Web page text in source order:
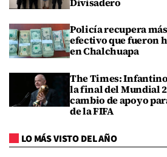
Policía recupera más
efectivo que fueron
en Chalchuapa
The Times:
la final del Mundial
cambio de apoyo
de la FIFA
LO MÁS VISTO DEL AÑO